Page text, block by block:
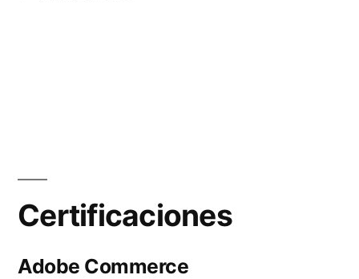
Certificaciones
Adobe Commerce